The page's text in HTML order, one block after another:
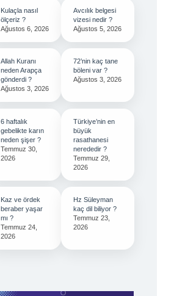
Kulaçla nasıl
ölçeriz ?
Ağustos 6, 2026
Avcılık belgesi
vizesi nedir ?
Ağustos 5, 2026
Allah Kuranı
neden Arapça
gönderdi ?
Ağustos 3, 2026
72’nin kaç tane
böleni var ?
Ağustos 3, 2026
6 haftalık
gebelikte karın
neden şişer ?
Temmuz 30,
2026
Türkiye’nin en
büyük
rasathanesi
nerededir ?
Temmuz 29,
2026
Kaz ve ördek
beraber yaşar
mı ?
Temmuz 24,
2026
Hz Süleyman
kaç dil biliyor ?
Temmuz 23,
2026